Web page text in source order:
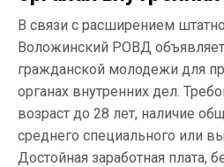
В связи с расширением
Воложинский РОВД
гражданской молодежи для
органах внутренних дел.
возраст до 28 лет, наличие
среднего специального или
Достойная заработная плата,